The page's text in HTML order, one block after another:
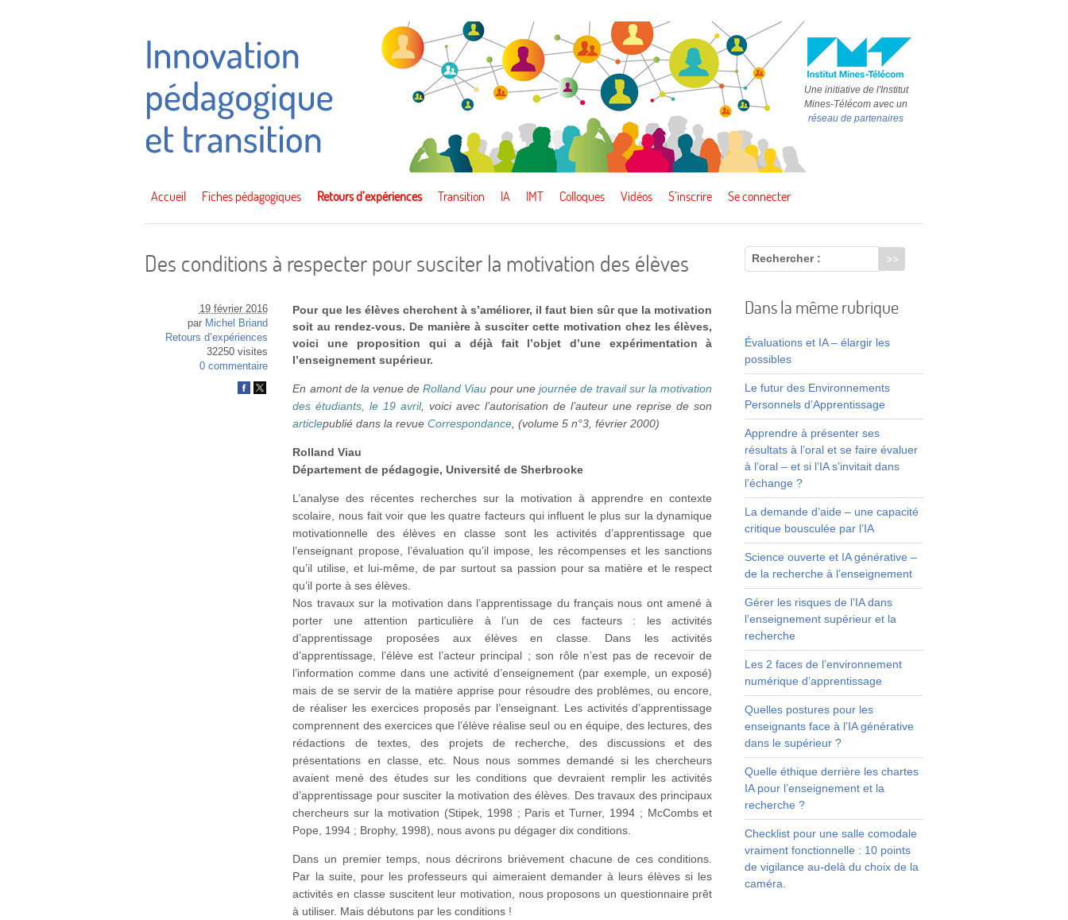
Une initiative de l'Institut
Mines-Télécom avec un
réseau de partenaires
Accueil Fiches pédagogiques Retours d’expériences Transition IA IMT Colloques Vidéos S’inscrire Se connecter
Des conditions à respecter pour susciter la motivation des élèves
19 février 2016
par Michel Briand
Retours d’expériences
32250 visites
0 commentaire
Pour que les élèves cherchent à s’améliorer, il faut bien sûr que la motivation
soit au rendez-vous. De manière à susciter cette motivation chez les élèves,
voici une proposition qui a déjà fait l’objet d’une expérimentation à
l’enseignement supérieur.
En amont de la venue deRolland Viau pour une journée de travail sur la motivation
des étudiants, le 19 avril, voici avec l’autorisation de l’auteur une reprise de son
articlepublié dans la revueCorrespondance , (volume 5 n°3, février 2000)
Rolland Viau
Département de pédagogie, Université de Sherbrooke
L’analyse des récentes recherches sur la motivation à apprendre en contexte
scolaire, nous fait voir que les quatre facteurs qui influent le plus sur la dynamique
motivationnelle des élèves en classe sont les activités d’apprentissage que
l’enseignant propose, l’évaluation qu’il impose, les récompenses et les sanctions
qu’il utilise, et lui-même, de par surtout sa passion pour sa matière et le respect
qu’il porte à ses élèves.
Nos travaux sur la motivation dans l’apprentissage du français nous ont amené à
porter une attention particulière à l’un de ces facteurs : les activités
d’apprentissage proposées aux élèves en classe. Dans les activités
d’apprentissage, l’élève est l’acteur principal ; son rôle n’est pas de recevoir de
l’information comme dans une activité d’enseignement (par exemple, un exposé)
mais de se servir de la matière apprise pour résoudre des problèmes, ou encore,
de réaliser les exercices proposés par l’enseignant. Les activités d’apprentissage
comprennent des exercices que l’élève réalise seul ou en équipe, des lectures, des
rédactions de textes, des projets de recherche, des discussions et des
présentations en classe, etc. Nous nous sommes demandé si les chercheurs
avaient mené des études sur les conditions que devraient remplir les activités
d’apprentissage pour susciter la motivation des élèves. Des travaux des principaux
chercheurs sur la motivation (Stipek, 1998 ; Paris et Turner, 1994 ; McCombs et
Pope, 1994 ; Brophy, 1998), nous avons pu dégager dix conditions.
Dans un premier temps, nous décrirons brièvement chacune de ces conditions.
Par la suite, pour les professeurs qui aimeraient demander à leurs élèves si les
activités en classe suscitent leur motivation, nous proposons un questionnaire prêt
à utiliser. Mais débutons par les conditions !
Rechercher :
Dans la même rubrique
Évaluations et IA – élargir les
possibles
Le futur des Environnements
Personnels d’Apprentissage
Apprendre à présenter ses
résultats à l’oral et se faire évaluer
à l’oral – et si l’IA s’invitait dans
l’échange ?
La demande d’aide – une capacité
critique bousculée par l’IA
Science ouverte et IA générative –
de la recherche à l’enseignement
Gérer les risques de l’IA dans
l’enseignement supérieur et la
recherche
Les 2 faces de l’environnement
numérique d’apprentissage
Quelles postures pour les
enseignants face à l’IA générative
dans le supérieur ?
Quelle éthique derrière les chartes
IA pour l’enseignement et la
recherche ?
Checklist pour une salle comodale
vraiment fonctionnelle : 10 points
de vigilance au-delà du choix de la
caméra.